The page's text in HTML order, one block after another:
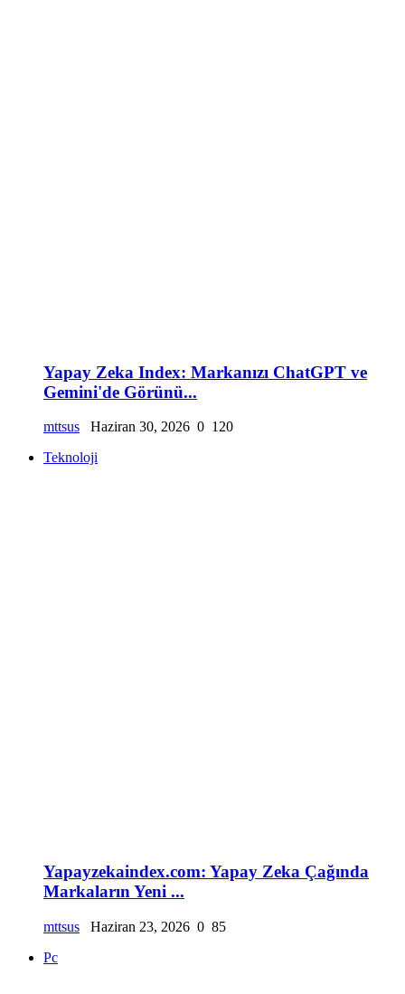
Yapay Zeka Index: Markanızı ChatGPT ve
Gemini'de Görünü...
mttsus Haziran 30, 2026 0 120
Teknoloji
Yapayzekaindex.com: Yapay Zeka Çağında
Markaların Yeni ...
mttsus Haziran 23, 2026 0 85
Pc